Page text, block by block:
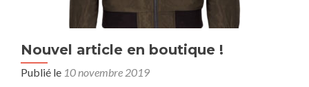
Nouvel article en boutique !
Publié le 10 novembre 2019